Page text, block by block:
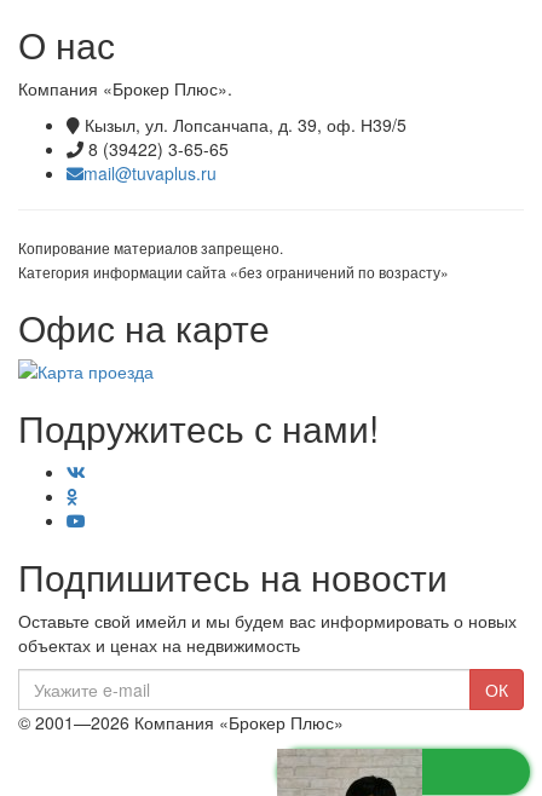
О нас
Компания «Брокер Плюс».
Кызыл, ул. Лопсанчапа, д. 39, оф. Н39/5
8 (39422) 3-65-65
mail@tuvaplus.ru
Копирование материалов запрещено.
Категория информации сайта «без ограничений по возрасту»
Офис на карте
Подружитесь с нами!
Подпишитесь на новости
Оставьте свой имейл и мы будем вас информировать о новых
объектах и ценах на недвижимость
mail
ОК
© 2001—2026 Компания «Брокер Плюс»
Ограничение ответственности